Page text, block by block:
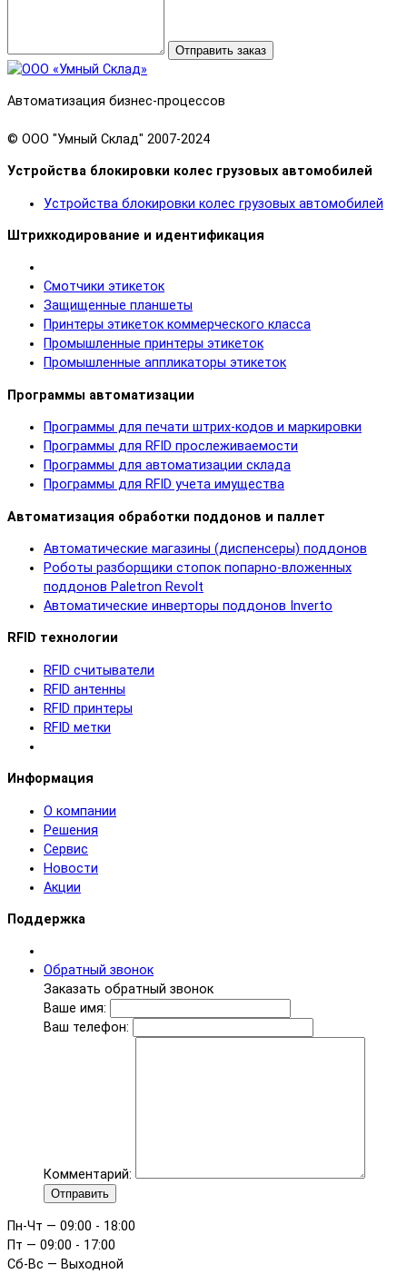
Отправить заказ
Автоматизация бизнес-процессов
© OOO "Умный Склад" 2007-2024
Устройства блокировки колес грузовых автомобилей
Устройства блокировки колес грузовых автомобилей
Штрихкодирование и идентификация
Смотчики этикеток
Защищенные планшеты
Принтеры этикеток коммерческого класса
Промышленные принтеры этикеток
Промышленные аппликаторы этикеток
Программы автоматизации
Программы для печати штрих-кодов и маркировки
Программы для RFID прослеживаемости
Программы для автоматизации склада
Программы для RFID учета имущества
Автоматизация обработки поддонов и паллет
Автоматические магазины (диспенсеры) поддонов
Роботы разборщики стопок попарно-вложенных
поддонов Paletron Revolt
Автоматические инверторы поддонов Inverto
RFID технологии
RFID cчитыватели
RFID антенны
RFID принтеры
RFID метки
Информация
О компании
Решения
Сервис
Новости
Акции
Поддержка
Обратный звонок
Заказать обратный звонок
Ваше имя:
Ваш телефон:
Комментарий:
Отправить
Пн-Чт — 09:00 - 18:00
Пт — 09:00 - 17:00
Сб-Вс — Выходной